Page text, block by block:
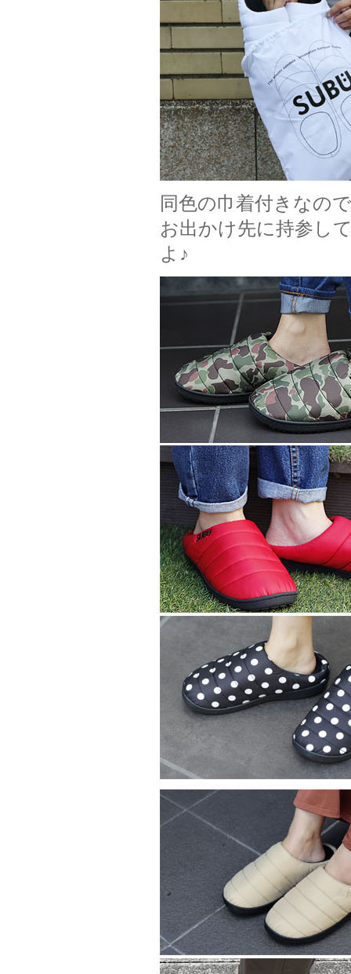
同色の巾着付きなの
お出かけ先に持参し
よ♪